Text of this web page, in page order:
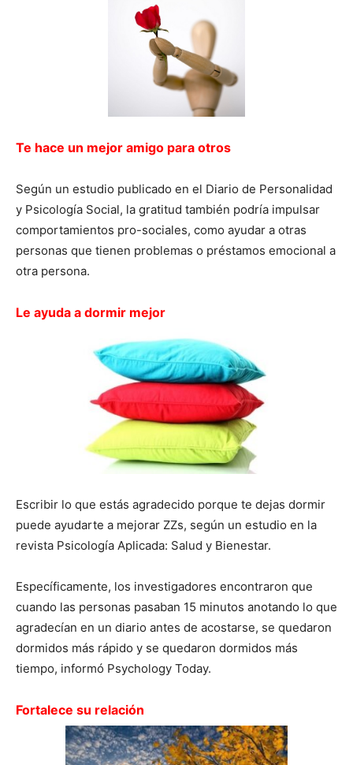
Te hace un mejor amigo para otros
Según un estudio publicado en el Diario de Personalidad
y Psicología Social, la gratitud también podría impulsar
comportamientos pro-sociales, como ayudar a otras
personas que tienen problemas o préstamos emocional a
otra persona.
Le ayuda a dormir mejor
Escribir lo que estás agradecido porque te dejas dormir
puede ayudarte a mejorar ZZs, según un estudio en la
revista Psicología Aplicada: Salud y Bienestar.
Específicamente, los investigadores encontraron que
cuando las personas pasaban 15 minutos anotando lo que
agradecían en un diario antes de acostarse, se quedaron
dormidos más rápido y se quedaron dormidos más
tiempo, informó Psychology Today.
Fortalece su relación